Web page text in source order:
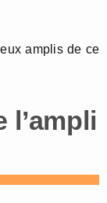
amplis de ce
l’ampli